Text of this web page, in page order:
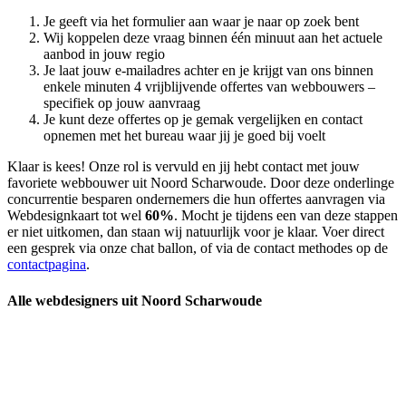
Je geeft via het formulier aan waar je naar op zoek bent
Wij koppelen deze vraag binnen één minuut aan het actuele
aanbod in jouw regio
Je laat jouw e-mailadres achter en je krijgt van ons binnen
enkele minuten 4 vrijblijvende offertes van webbouwers –
specifiek op jouw aanvraag
Je kunt deze offertes op je gemak vergelijken en contact
opnemen met het bureau waar jij je goed bij voelt
Klaar is kees! Onze rol is vervuld en jij hebt contact met jouw
favoriete webbouwer uit Noord Scharwoude. Door deze onderlinge
concurrentie besparen ondernemers die hun offertes aanvragen via
Webdesignkaart tot wel 60%. Mocht je tijdens een van deze stappen
er niet uitkomen, dan staan wij natuurlijk voor je klaar. Voer direct
een gesprek via onze chat ballon, of via de contact methodes op de
contactpagina.
Alle webdesigners uit Noord Scharwoude